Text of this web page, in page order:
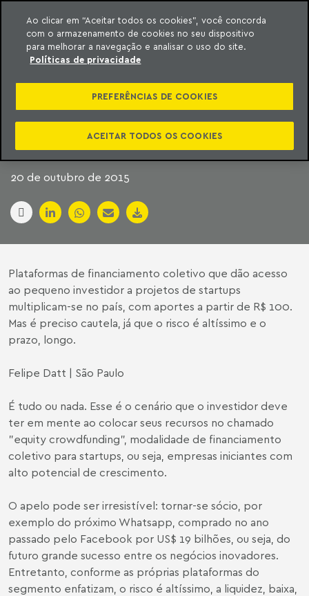
o conteúdo
Machado Meyer
O UNIVERSO BIPOLAR
DO
′CROWDFUNDING′
20 de outubro de 2015
Plataformas de financiamento coletivo que dão acesso
ao pequeno investidor a projetos de startups
multiplicam-se no país, com aportes a partir de R$ 100.
Mas é preciso cautela, já que o risco é altíssimo e o
prazo, longo.
Felipe Datt | São Paulo
É tudo ou nada. Esse é o cenário que o investidor deve
ter em mente ao colocar seus recursos no chamado
"equity crowdfunding", modalidade de financiamento
coletivo para startups, ou seja, empresas iniciantes com
alto potencial de crescimento.
O apelo pode ser irresistível: tornar-se sócio, por
exemplo do próximo Whatsapp, comprado no ano
passado pelo Facebook por US$ 19 bilhões, ou seja, do
futuro grande sucesso entre os negócios inovadores.
Entretanto, conforme as próprias plataformas do
segmento enfatizam, o risco é altíssimo, a liquidez, baixa,
Ao clicar em “Aceitar todos os cookies”, você concorda
com o armazenamento de cookies no seu dispositivo
para melhorar a navegação e analisar o uso do site.
Políticas de privacidade
PREFERÊNCIAS DE COOKIES
ACEITAR TODOS OS COOKIES